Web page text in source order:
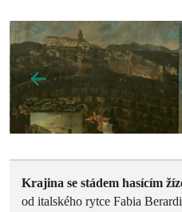
Krajina se stádem hasícím
od italského rytce Fabia